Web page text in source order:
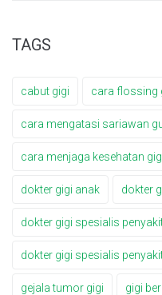
TAGS
cabut gigi cara flossing
cara mengatasi sariawan
cara menjaga kesehatan
dokter gigi anak dokter
dokter gigi spesialis
dokter gigi spesialis
gejala tumor gigi gigi